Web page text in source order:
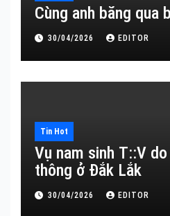
Cùng anh băng qua
30/04/2026 EDITOR
Tin Hot
Vụ nam sinh T::V
thông ở Đắk Lắk
30/04/2026 EDITOR